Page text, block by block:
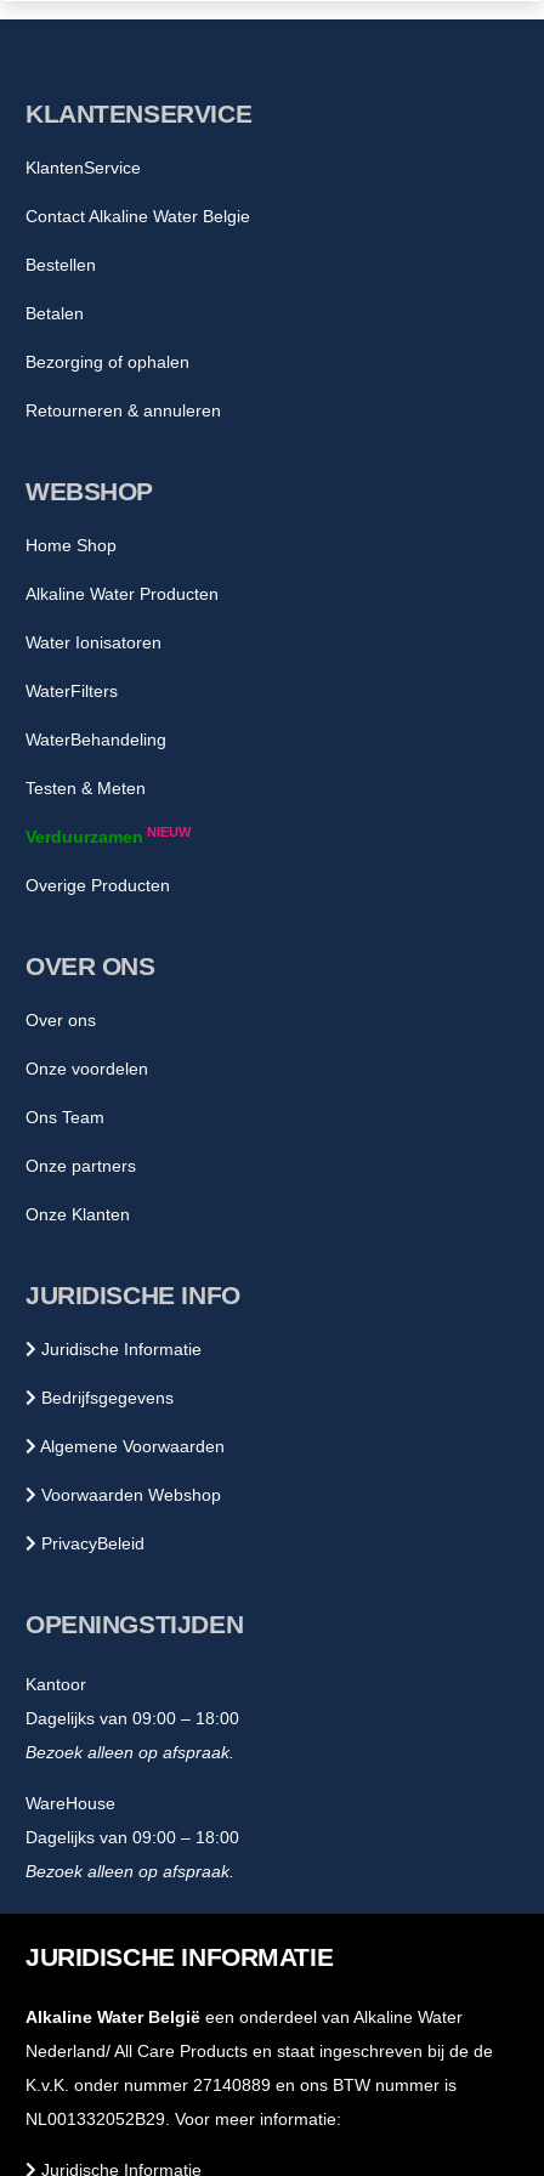
WEBSHOP
Home Shop
Alkaline Water Producten
Water Ionisatoren
WaterFilters
WaterBehandeling
Testen & Meten
Verduurzamen NIEUW
Overige Producten
OVER ONS
Over ons
Onze voordelen
Ons Team
Onze partners
Onze Klanten
JURIDISCHE INFO
Juridische Informatie
Bedrijfsgegevens
Algemene Voorwaarden
Voorwaarden Webshop
PrivacyBeleid
OPENINGSTIJDEN
Kantoor
Dagelijks van 09:00 – 18:00
Bezoek alleen op afspraak.
WareHouse
Dagelijks van 09:00 – 18:00
Bezoek alleen op afspraak.
KLANTENSERVICE
KlantenService
Contact Alkaline Water Belgie
Bestellen
Betalen
Bezorging of ophalen
Retourneren & annuleren
JURIDISCHE INFORMATIE
Alkaline Water België een onderdeel van Alkaline Water
Nederland/ All Care Products en staat ingeschreven bij de de
K.v.K. onder nummer 27140889 en ons BTW nummer is
NL001332052B29. Voor meer informatie:
Juridische Informatie